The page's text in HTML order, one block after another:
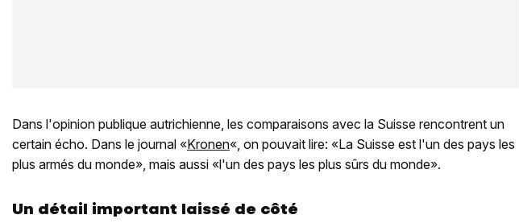
Dans l'opinion publique autrichienne, les comparaisons avec la Suisse rencontrent un
certain écho. Dans le journal «Kronen«, on pouvait lire: «La Suisse est l'un des pays les
plus armés du monde», mais aussi «l'un des pays les plus sûrs du monde».
Un détail important laissé de côté